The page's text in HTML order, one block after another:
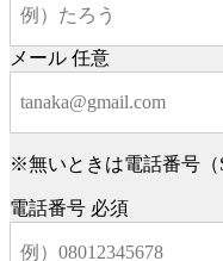
メール 任意
※無いときは電話番号（
電話番号 必須